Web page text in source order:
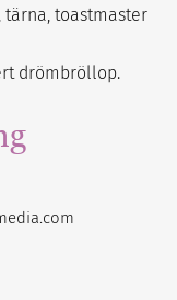
toastmaster
drömbröllop.